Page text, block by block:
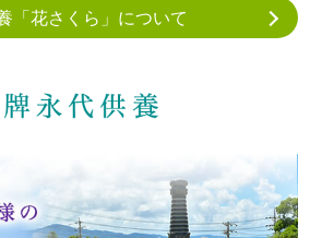
「花さくら」について